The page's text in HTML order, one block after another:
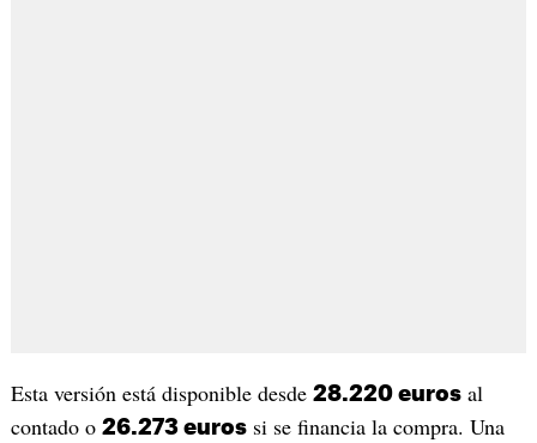
Esta versión está disponible desde 28.220 eurosal
contado o 26.273 eurossi se financia la compra. Una